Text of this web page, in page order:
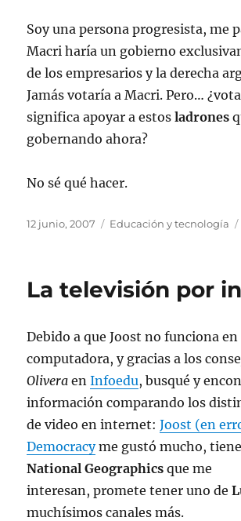
Soy una persona progresista, me
Macri harí­a un gobierno
de los empresarios y la derecha
Jamás votarí­a a Macri. Pero…
significa apoyar a estos ladrones
gobernando ahora?
No sé qué hacer.
Publicado
12 junio, 2007 Categorías
Educación y tecnología
La televisión por
Debido a que Joost no funciona
computadora, y gracias a los
Olivera enInfoedu, busqué y
información comparando los
de video en internet:Joost (en
Democracyme gustó mucho,
National Geographics que me
interesan, promete tener uno de
muchísimos canales más.